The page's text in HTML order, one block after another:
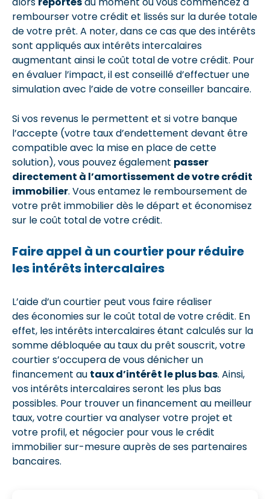
rembourser votre crédit et lissés sur la durée totale
de votre prêt. A noter, dans ce cas que des intérêts
sont appliqués aux intérêts intercalaires
augmentant ainsi le coût total de votre crédit. Pour
en évaluer l’impact, il est conseillé d’effectuer une
simulation avec l’aide de votre conseiller bancaire.
Si vos revenus le permettent et si votre banque
l’accepte (votre taux d’endettement devant être
compatible avec la mise en place de cette
solution), vous pouvez également passer
directement à l’amortissement de votre crédit
immobilier. Vous entamez le remboursement de
votre prêt immobilier dès le départ et économisez
sur le coût total de votre crédit.
Faire appel à un courtier pour réduire
les intérêts intercalaires
L’aide d’un courtier peut vous faire réaliser
des économies sur le coût total de votre crédit. En
effet, les intérêts intercalaires étant calculés sur la
somme débloquée au taux du prêt souscrit, votre
courtier s’occupera de vous dénicher un
financement au taux d’intérêt le plus bas. Ainsi,
vos intérêts intercalaires seront les plus bas
possibles. Pour trouver un financement au meilleur
taux, votre courtier va analyser votre projet et
votre profil, et négocier pour vous le crédit
immobilier sur-mesure auprès de ses partenaires
bancaires.